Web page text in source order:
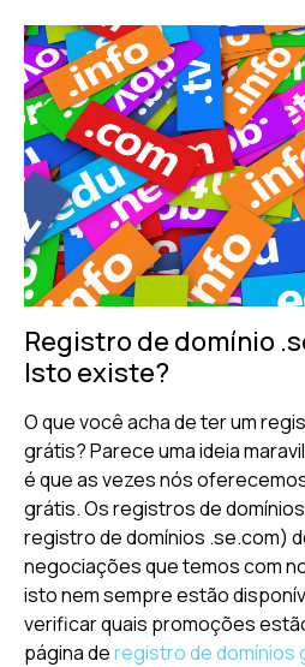
Registro de domínio
Isto existe?
O que você acha de ter um
grátis? Parece uma ideia
é que as vezes nós
grátis. Os registros de
registro de domínios .se.com)
negociações que temos com
isto nem sempre estão
verificar quais promoções
página deregistro de domínios